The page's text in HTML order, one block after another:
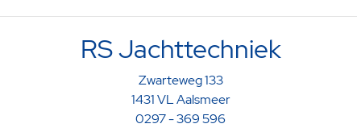
RS Jachttechniek
Zwarteweg 133
1431 VL Aalsmeer
0297 - 369 596